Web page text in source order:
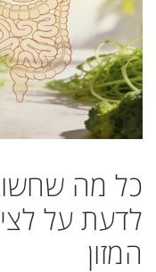
כל מה
לדעת על
המזון